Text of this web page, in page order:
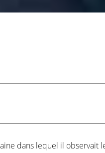
dans lequel il observait